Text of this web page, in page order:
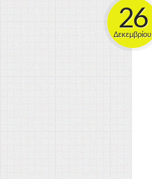
26
Δεκεμβρίου